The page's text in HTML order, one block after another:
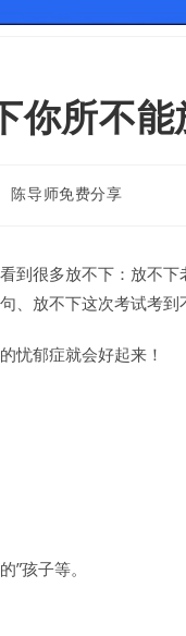
你所不能
陈导师免费分享
到很多放不下：放不
、放不下这次考试考
忧郁症就会好起来！
”孩子等。